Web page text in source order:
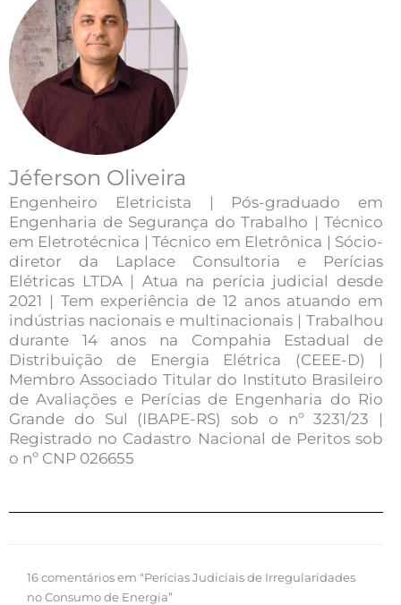
Jéferson Oliveira
Engenheiro Eletricista | Pós-graduado em
Engenharia de Segurança do Trabalho | Técnico
em Eletrotécnica | Técnico em Eletrônica | Sócio-
diretor da Laplace Consultoria e Perícias
Elétricas LTDA | Atua na perícia judicial desde
2021 | Tem experiência de 12 anos atuando em
indústrias nacionais e multinacionais | Trabalhou
durante 14 anos na Compahia Estadual de
Distribuição de Energia Elétrica (CEEE-D) |
Membro Associado Titular do Instituto Brasileiro
de Avaliações e Perícias de Engenharia do Rio
Grande do Sul (IBAPE-RS) sob o nº 3231/23 |
Registrado no Cadastro Nacional de Peritos sob
o nº CNP 026655
16 comentários em “Perícias Judiciais de Irregularidades
no Consumo de Energia”